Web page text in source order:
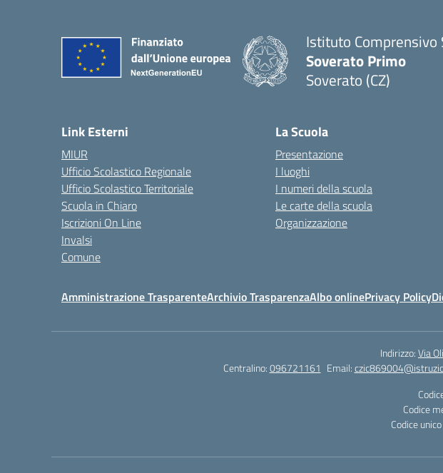
Istituto Comprensivo
Soverato Primo
Soverato (CZ)
Link Esterni
MIUR
Ufficio Scolastico Regionale
Ufficio Scolastico Territoriale
Scuola in Chiaro
Iscrizioni On Line
Invalsi
Comune
La Scuola
Presentazione
I luoghi
I numeri della scuola
Le carte della scuola
Organizzazione
Amministrazione TrasparenteArchivio TrasparenzaAlbo onlinePrivacy Policy
Indirizzo:Via
Centralino:096721161 Email:
Codice
Codice